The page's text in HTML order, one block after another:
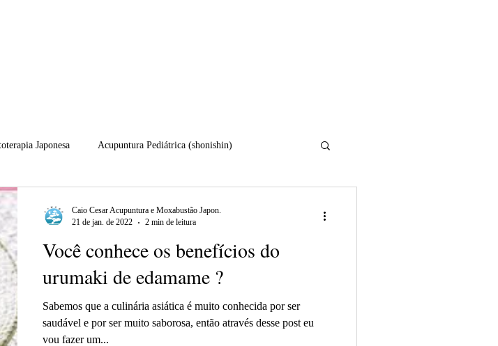
Japonesa Acupuntura Pediátrica (shonishin)
Você conhece os benefícios do
urumaki de edamame ?
Sabemos que a culinária asiática é muito conhecida por ser
saudável e por ser muito saborosa, então através desse post eu
vou fazer um...
Caio Cesar Acupuntura e Moxabustão Japon.
21 de jan. de 2022
2 min de leitura